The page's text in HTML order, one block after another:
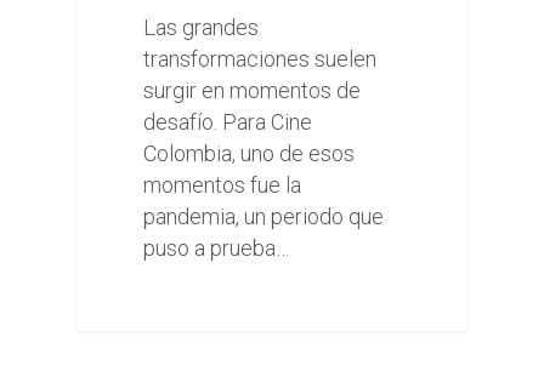
Las grandes
transformaciones suelen
surgir en momentos de
desafío. Para Cine
Colombia, uno de esos
momentos fue la
pandemia, un periodo que
puso a prueba…